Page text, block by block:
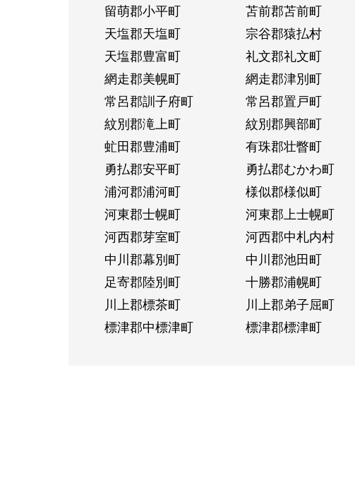
留萌郡小平町
苫前郡苫前町
天塩郡天塩町
宗谷郡猿払村
天塩郡豊富町
礼文郡礼文町
網走郡美幌町
網走郡津別町
常呂郡訓子府町
常呂郡置戸町
紋別郡滝上町
紋別郡興部町
虻田郡豊浦町
有珠郡壮瞥町
勇払郡安平町
勇払郡むかわ町
浦河郡浦河町
様似郡様似町
河東郡士幌町
河東郡上士幌町
河西郡芽室町
河西郡中札内村
中川郡幕別町
中川郡池田町
足寄郡陸別町
十勝郡浦幌町
川上郡標茶町
川上郡弟子屈町
標津郡中標津町
標津郡標津町